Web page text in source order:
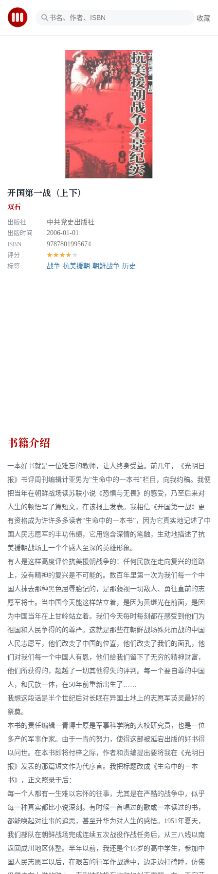
收藏
开国第一战（上下）
双石
出版社
中共党史出版社
出版时间
2006-01-01
ISBN
9787801995674
评分
★★★★★
标签 战争 抗美援朝 朝鲜战争 历史
书籍介绍
一本好书就是一位难忘的教师，让人终身受益。前几年，《光明日
报》书评周刊编辑计亚男为“生命中的一本书”栏目，向我约稿。我便
把当年在朝鲜战场读苏联小说《恐惧与无畏》的感受，乃至后来对
人生的顿悟写了篇短文，在该报上发表。我相信《开国第一战》更
有资格成为许许多多读者“生命中的一本书”，因为它真实地记述了中
国人民志愿军的丰功伟绩，它用饱含深情的笔触，生动地描述了抗
美援朝战场上一个个感人至深的英雄形象。
有人是这样高度评价抗美援朝战争的：任何民族在走向复兴的道路
上，没有精神的复兴是不可能的。数百年里第一次为我们每一个中
国人抹去那种黑色屈辱胎记的，是那藐视一切敌人、勇往直前的志
愿军将士。当中国今天能这样站立着，是因为黄继光在前面，是因
为中国当年在上甘岭站立着。我们今天每时每刻都在感受到他们为
祖国和人民争得的的尊严。这就是那些在朝鲜战场殊死而战的中国
人民志愿军，他们改变了中国的位置，他们改变了我们的面孔，他
们对我们每一个中国人有恩，他们给我们留下了无穷的精神财富，
他们所获得的，超越了一切其他得失的评判。每一个要自尊的中国
人，和民族一体，在50年前重新出生了……
我想这段话是半个世纪后对长眠在异国土地上的志愿军英灵最好的
祭奠。
本书的责任编辑一青博士原是军事科学院的大校研究员，也是一位
多产的军事作家。由于一青的努力，使得这部被延宕出版的好书得
以问世。在本书即将付梓之际，作者和责编提出要将我在《光明日
报》发表的那篇短文作为代序言。我把标题改成《生命中的一本
书》，正文照录于后：
每一个人都有一生难以忘怀的往事，尤其是在严酷的战争中，似乎
每一种真实都比小说深刻。有时候一首唱过的歌或一本读过的书，
都能唤起对往事的追思，甚至升华为对人生的感悟。1951年夏天，
我们部队在朝鲜战场完成连续五次战役作战任务后，从三八线以南
返回成川地区休整。半年以前，我还是个16岁的高中学生，参加中
国人民志愿军以后，在艰苦的行军作战途中，边走边打磕睡，仿佛